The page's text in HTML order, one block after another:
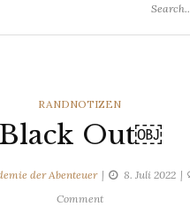
for:
CATEGORIES
RANDNOTIZEN
Black Out￼
der Abenteuer 8. Juli 2022
Commenton